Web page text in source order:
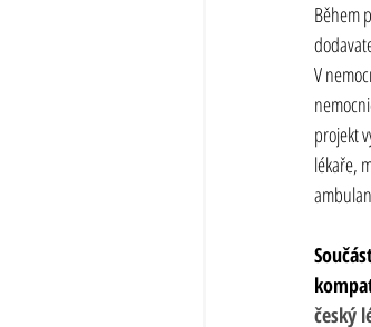
Během
V
projekt
lékaře,
český